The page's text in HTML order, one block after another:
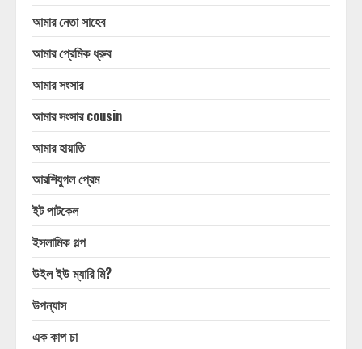
আমার নেতা সাহেব
আমার প্রেমিক ধ্রুব
আমার সংসার
আমার সংসার cousin
আমার হায়াতি
আরশিযুগল প্রেম
ইট পাটকেল
ইসলামিক গল্প
উইল ইউ ম্যারি মি?
উপন্যাস
এক কাপ চা